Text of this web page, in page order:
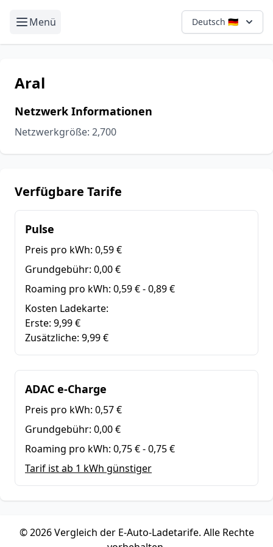
Menü Deutsch 🇩🇪
Aral
Netzwerk Informationen
Netzwerkgröße: 2,700
Verfügbare Tarife
Pulse
Preis pro kWh: 0,59 €
Grundgebühr: 0,00 €
Roaming pro kWh: 0,59 € - 0,89 €
Kosten Ladekarte:
Erste: 9,99 €
Zusätzliche: 9,99 €
ADAC e-Charge
Preis pro kWh: 0,57 €
Grundgebühr: 0,00 €
Roaming pro kWh: 0,75 € - 0,75 €
Tarif ist ab 1 kWh günstiger
© 2026 Vergleich der E-Auto-Ladetarife. Alle Rechte